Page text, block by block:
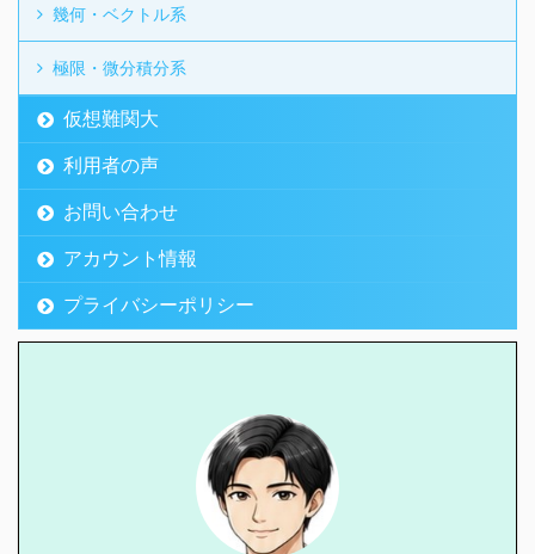
幾何・ベクトル系
極限・微分積分系
仮想難関大
利用者の声
お問い合わせ
アカウント情報
プライバシーポリシー